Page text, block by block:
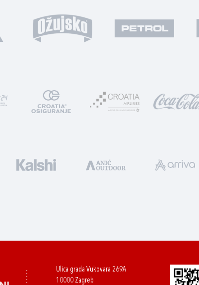
Ulica grada Vukovara 269A
10000 Zagreb